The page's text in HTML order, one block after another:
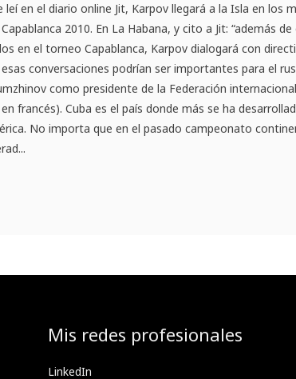
leí en el diario online Jit, Karpov llegará a la Isla en los
2010. En La Habana, y cito a Jit: “además
en el torneo Capablanca, Karpov dialogará con
esas conversaciones podrían ser importantes para el
como presidente de la Federación
francés). Cuba es el país donde más se ha
No importa que en el pasado campeonato
Mis redes profesionales
LinkedIn